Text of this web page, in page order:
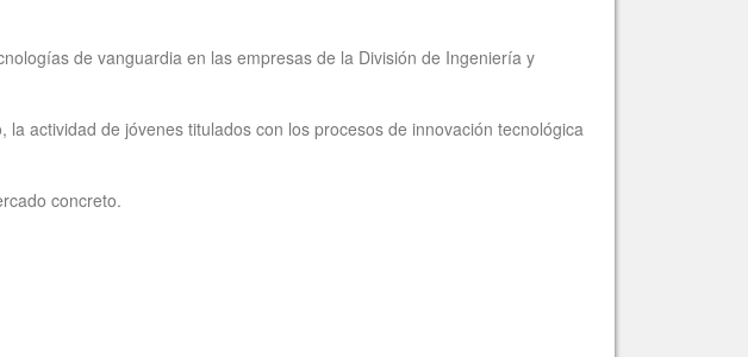
de vanguardia en las empresas de la División de Ingeniería y
actividad de jóvenes titulados con los procesos de innovación tecnológica
concreto.